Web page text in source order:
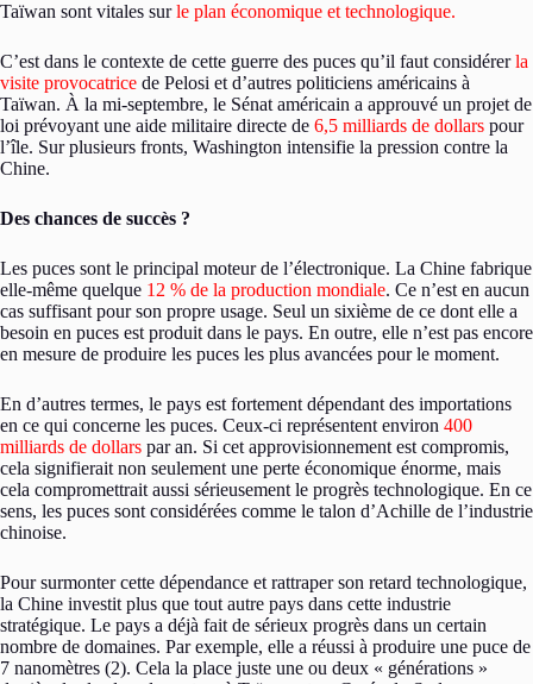
Taïwan sont vitales surle plan économique et technologique.
C’est dans le contexte de cette guerre des puces qu’il faut considérerla
visite provocatrice de Pelosi et d’autres politiciens américains à
Taïwan. À la mi-septembre, le Sénat américain a approuvé un projet de
loi prévoyant une aide militaire directe de 6,5 milliards de dollars pour
l’île. Sur plusieurs fronts, Washington intensifie la pression contre la
Chine.
Des chances de succès ?
Les puces sont le principal moteur de l’électronique. La Chine fabrique
elle-même quelque 12 % de la production mondiale. Ce n’est en aucun
cas suffisant pour son propre usage. Seul un sixième de ce dont elle a
besoin en puces est produit dans le pays. En outre, elle n’est pas encore
en mesure de produire les puces les plus avancées pour le moment.
En d’autres termes, le pays est fortement dépendant des importations
en ce qui concerne les puces. Ceux-ci représentent environ 400
milliards de dollars par an. Si cet approvisionnement est compromis,
cela signifierait non seulement une perte économique énorme, mais
cela compromettrait aussi sérieusement le progrès technologique. En ce
sens, les puces sont considérées comme le talon d’Achille de l’industrie
chinoise.
Pour surmonter cette dépendance et rattraper son retard technologique,
la Chine investit plus que tout autre pays dans cette industrie
stratégique. Le pays a déjà fait de sérieux progrès dans un certain
nombre de domaines. Par exemple, elle a réussi à produire une puce de
7 nanomètres (2). Cela la place juste une ou deux « générations »